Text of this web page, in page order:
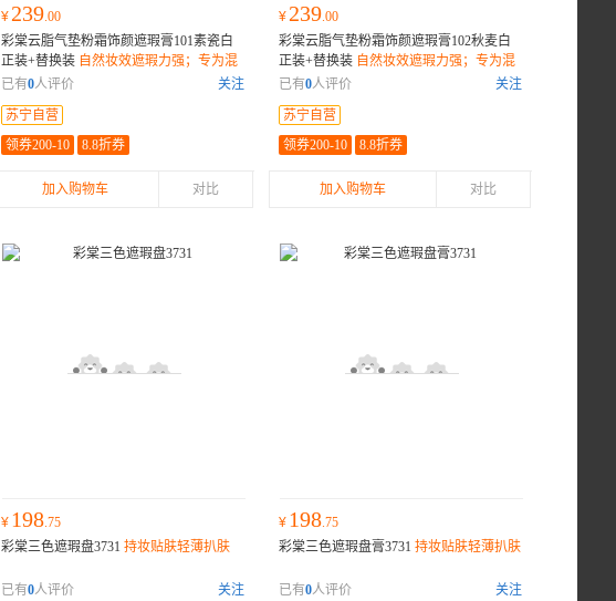
¥ 239.00
彩棠云脂气垫粉霜饰颜遮瑕膏101素瓷白
正装+替换装 自然妆效遮瑕力强；专为混
合性肤质设计；15g容量持久使用；
已有0人评价
关注
苏宁自营
领券200-10
8.8折券
加入购物车 对比
¥ 239.00
彩棠云脂气垫粉霜饰颜遮瑕膏102秋麦白
正装+替换装 自然妆效遮瑕力强；专为混
合性肤质设计；15g容量持久使用；
已有0人评价
关注
苏宁自营
领券200-10
8.8折券
加入购物车 对比
¥ 198.75
彩棠三色遮瑕盘3731 持妆贴肤轻薄扒肤
已有0人评价
关注
¥ 198.75
彩棠三色遮瑕盘膏3731 持妆贴肤轻薄扒肤
已有0人评价
关注